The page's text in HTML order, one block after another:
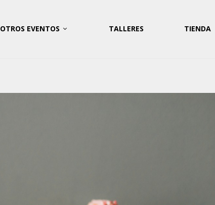
OTROS EVENTOS TALLERES TIENDA